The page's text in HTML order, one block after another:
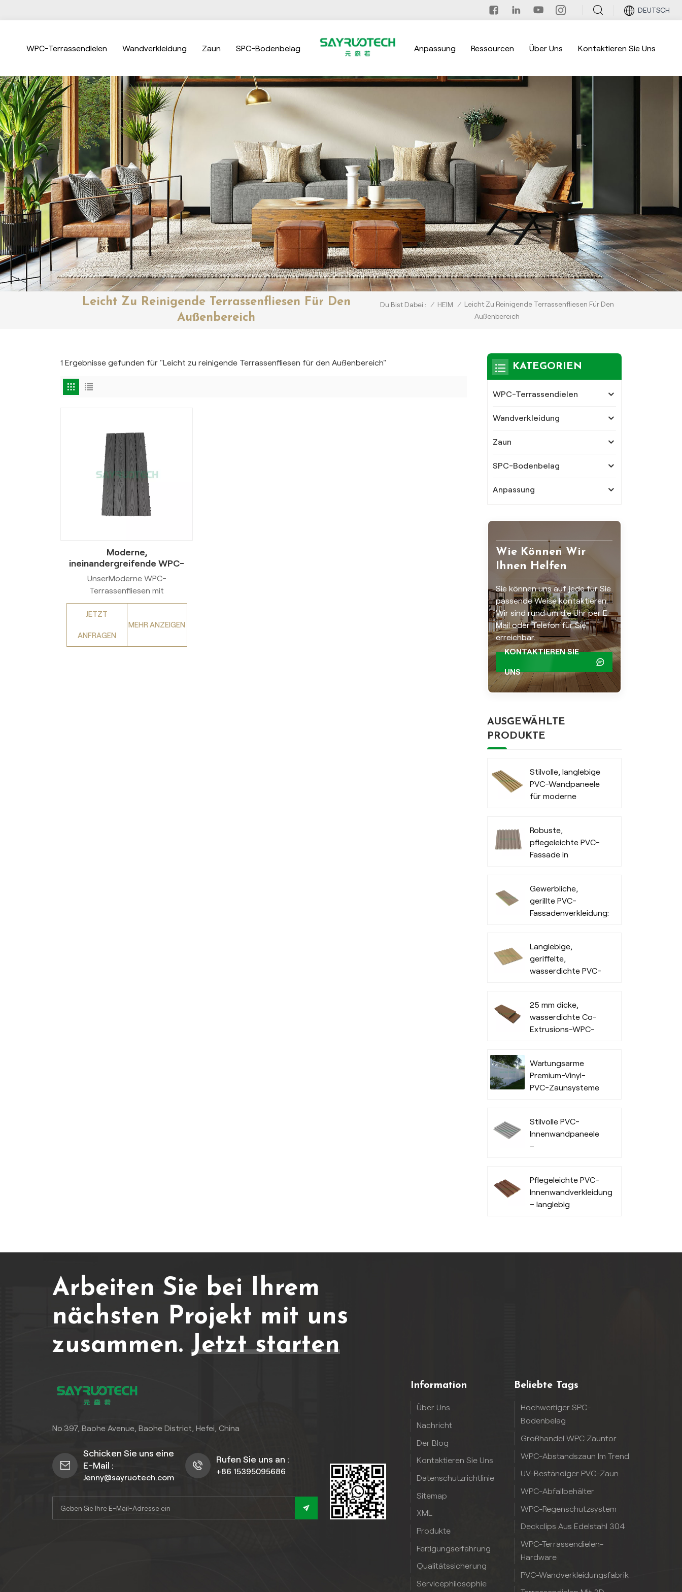
DEUTSCH
WPC-Terrassendielen Wandverkleidung Zaun SPC-Bodenbelag Anpassung Ressourcen Über Uns Kontaktieren Sie Uns
Leicht Zu Reinigende Terrassenfliesen Für Den
Außenbereich
Du Bist Dabei : / HEIM / Leicht Zu Reinigende Terrassenfliesen Für Den
Außenbereich
1 Ergebnisse gefunden für "Leicht zu reinigende Terrassenfliesen für den Außenbereich"
Moderne,
ineinandergreifende WPC-
Terrassenfliesen für
Außenbereiche
UnserModerne WPC-
Terrassenfliesen mit
Klicksystemverleihen Sie
EleganzAußenbereichemit
reichhaltigen,
JETZT
ANFRAGEN
MEHR ANZEIGEN
KATEGORIEN
WPC-Terrassendielen
Wandverkleidung
Zaun
SPC-Bodenbelag
Anpassung
Wie Können Wir
Ihnen Helfen
Sie können uns auf jede für Sie
passende Weise kontaktieren.
Wir sind rund um die Uhr per E-
Mail oder Telefon für Sie
erreichbar.
KONTAKTIEREN SIE
UNS
AUSGEWÄHLTE
PRODUKTE
Stilvolle, langlebige
PVC-Wandpaneele
für moderne
Robuste,
pflegeleichte PVC-
Fassade in
Gewerbliche,
gerillte PVC-
Fassadenverkleidung:
für den
gewerblichen
Außenbereich
Langlebige,
geriffelte,
wasserdichte PVC-
Innenbereich
25 mm dicke,
wasserdichte Co-
Extrusions-WPC-
Wartungsarme
Premium-Vinyl-
PVC-Zaunsysteme
Stilvolle PVC-
Innenwandpaneele
–
Pflegeleichte PVC-
Innenwandverkleidungsplatten
– langlebig
Arbeiten Sie bei Ihrem
nächsten Projekt mit uns
zusammen.Jetzt starten
No.397, Baohe Avenue, Baohe District, Hefei, China
Schicken Sie uns eine
E-Mail :
Jenny@sayruotech.com
Rufen Sie uns an :
+86 15395095686
Information
Über Uns
Nachricht
Der Blog
Kontaktieren Sie Uns
Datenschutzrichtlinie
Sitemap
XML
Produkte
Fertigungserfahrung
Qualitätssicherung
Servicephilosophie
Beliebte Tags
Hochwertiger SPC-
Bodenbelag
Großhandel WPC Zauntor
WPC-Abstandszaun Im Trend
UV-Beständiger PVC-Zaun
WPC-Abfallbehälter
WPC-Regenschutzsystem
Deckclips Aus Edelstahl 304
WPC-Terrassendielen-
Hardware
PVC-Wandverkleidungsfabrik